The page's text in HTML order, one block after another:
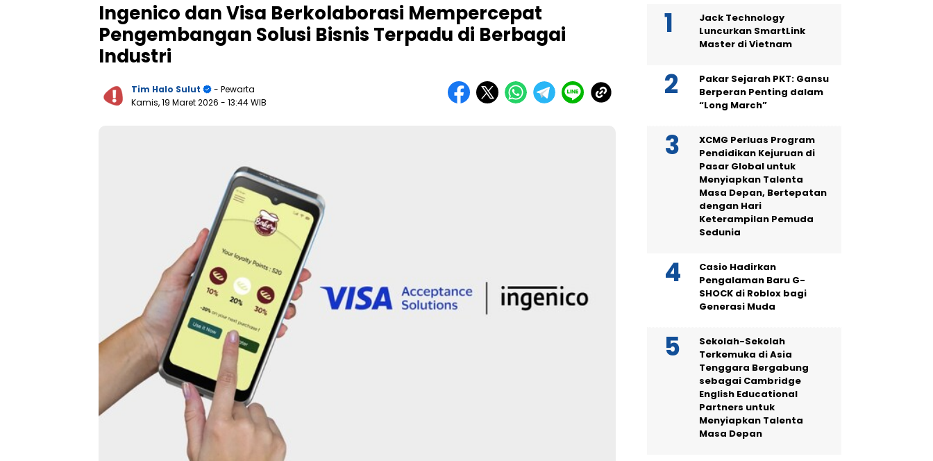
Ingenico dan Visa Berkolaborasi Mempercepat
Pengembangan Solusi Bisnis Terpadu di Berbagai
Industri
Tim Halo Sulut
- Pewarta
Kamis, 19 Maret 2026 - 13:44 WIB
Jack Technology
Luncurkan SmartLink
Master di Vietnam
Pakar Sejarah PKT: Gansu
Berperan Penting dalam
“Long March”
XCMG Perluas Program
Pendidikan Kejuruan di
Pasar Global untuk
Menyiapkan Talenta
Masa Depan, Bertepatan
dengan Hari
Keterampilan Pemuda
Sedunia
Casio Hadirkan
Pengalaman Baru G-
SHOCK di Roblox bagi
Generasi Muda
Sekolah-Sekolah
Terkemuka di Asia
Tenggara Bergabung
sebagai Cambridge
English Educational
Partners untuk
Menyiapkan Talenta
Masa Depan